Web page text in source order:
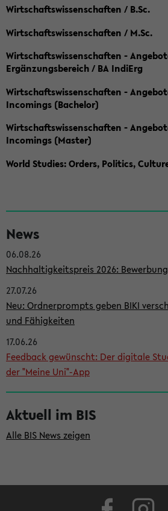
Wirtschaftswissenschaften / B.Sc.
Wirtschaftswissenschaften / M.Sc.
Wirtschaftswissenschaften -
Ergänzungsbereich / BA IndiErg
Wirtschaftswissenschaften -
Incomings (Bachelor)
Wirtschaftswissenschaften -
Incomings (Master)
World Studies: Orders, Politics,
e
i
t
e
n
l
e
i
s
t
e
News
06.08.26
Nachhaltigkeitspreis 2026:
27.07.26
Neu: Ordnerprompts geben BIKI
und Fähigkeiten
17.06.26
Feedback gewünscht: Der digitale
der "Meine Uni"-App
Aktuell im BIS
Alle BIS News zeigen